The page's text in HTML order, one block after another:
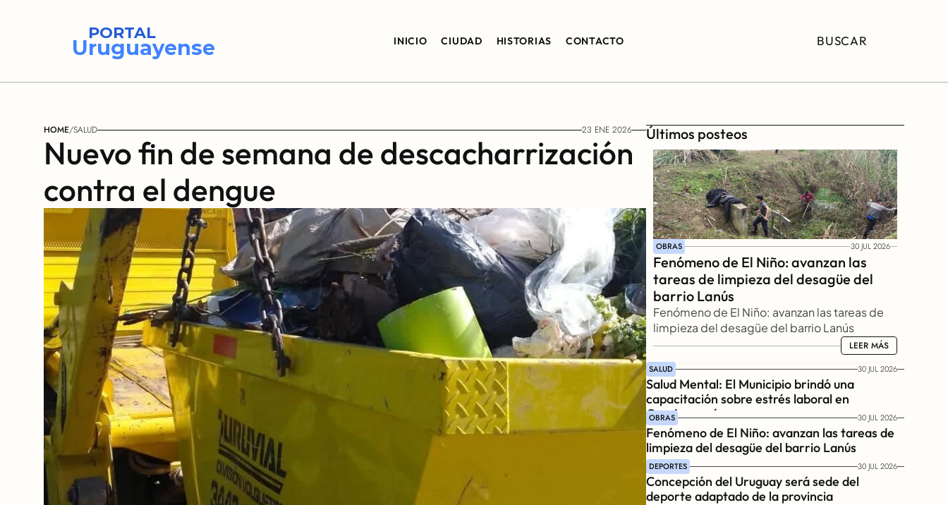
PORTAL
Uruguayense INICIO CIUDAD HISTORIAS CONTACTO BUSCAR
HOME/SALUD 23 ENE 2026
Nuevo fin de semana de descacharrización
contra el dengue
Últimos posteos
OBRAS 30 JUL 2026
Fenómeno de El Niño: avanzan las
tareas de limpieza del desagüe del
barrio Lanús
Fenómeno de El Niño: avanzan las tareas de
limpieza del desagüe del barrio Lanús
LEER MÁS
LEER MÁS
SALUD 30 JUL 2026
Salud Mental: El Municipio brindó una
capacitación sobre estrés laboral en
Gendarmería
OBRAS 30 JUL 2026
Fenómeno de El Niño: avanzan las tareas de
limpieza del desagüe del barrio Lanús
DEPORTES 30 JUL 2026
Concepción del Uruguay será sede del
deporte adaptado de la provincia